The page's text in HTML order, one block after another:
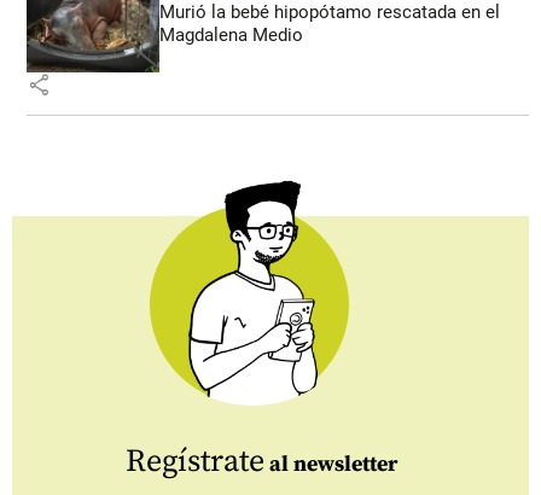
Murió la bebé hipopótamo rescatada en el
Magdalena Medio
share
Regístrate al newsletter